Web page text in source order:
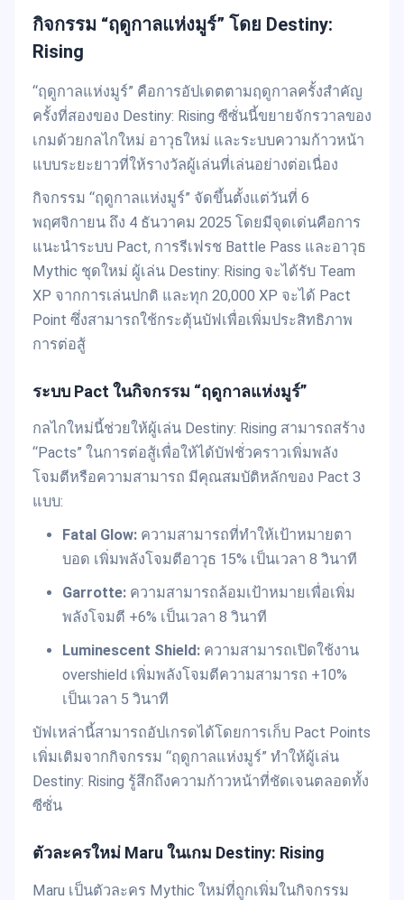
กิจกรรม “ฤดูกาลแห่งมูร์” โดย Destiny:
Rising
“ฤดูกาลแห่งมูร์” คือการอัปเดตตามฤดูกาลครั้งสำคัญ
ครั้งที่สองของ Destiny: Rising ซีซั่นนี้ขยายจักรวาลของ
เกมด้วยกลไกใหม่ อาวุธใหม่ และระบบความก้าวหน้า
แบบระยะยาวที่ให้รางวัลผู้เล่นที่เล่นอย่างต่อเนื่อง
กิจกรรม “ฤดูกาลแห่งมูร์” จัดขึ้นตั้งแต่วันที่ 6
พฤศจิกายน ถึง 4 ธันวาคม 2025 โดยมีจุดเด่นคือการ
แนะนำระบบ Pact, การรีเฟรช Battle Pass และอาวุธ
Mythic ชุดใหม่ ผู้เล่น Destiny: Rising จะได้รับ Team
XP จากการเล่นปกติ และทุก 20,000 XP จะได้ Pact
Point ซึ่งสามารถใช้กระตุ้นบัฟเพื่อเพิ่มประสิทธิภาพ
การต่อสู้
ระบบ Pact ในกิจกรรม “ฤดูกาลแห่งมูร์”
กลไกใหม่นี้ช่วยให้ผู้เล่น Destiny: Rising สามารถสร้าง
“Pacts” ในการต่อสู้เพื่อให้ได้บัฟชั่วคราวเพิ่มพลัง
โจมตีหรือความสามารถ มีคุณสมบัติหลักของ Pact 3
แบบ:
Fatal Glow:ความสามารถที่ทำให้เป้าหมายตา
บอด เพิ่มพลังโจมตีอาวุธ 15% เป็นเวลา 8 วินาที
Garrotte:ความสามารถล้อมเป้าหมายเพื่อเพิ่ม
พลังโจมตี +6% เป็นเวลา 8 วินาที
Luminescent Shield:ความสามารถเปิดใช้งาน
overshield เพิ่มพลังโจมตีความสามารถ +10%
เป็นเวลา 5 วินาที
บัฟเหล่านี้สามารถอัปเกรดได้โดยการเก็บ Pact Points
เพิ่มเติมจากกิจกรรม “ฤดูกาลแห่งมูร์” ทำให้ผู้เล่น
Destiny: Rising รู้สึกถึงความก้าวหน้าที่ชัดเจนตลอดทั้ง
ซีซั่น
ตัวละครใหม่ Maru ในเกม Destiny: Rising
Maru เป็นตัวละคร Mythic ใหม่ที่ถูกเพิ่มในกิจกรรม